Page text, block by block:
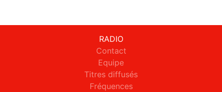
RADIO
Contact
Equipe
Titres diffusés
Fréquences